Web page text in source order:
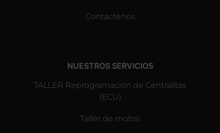
Contáctenos
NUESTROS SERVICIOS
TALLER Reprogramación de Centralitas
(ECU)
Taller de motos